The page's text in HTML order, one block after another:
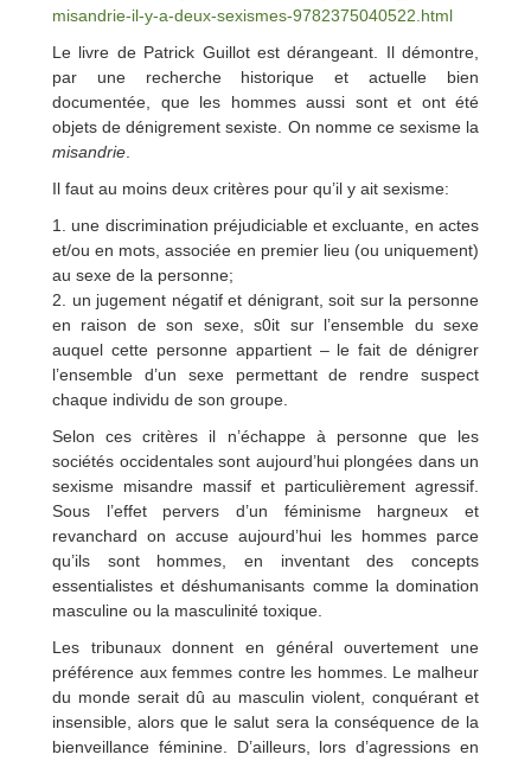
misandrie-il-y-a-deux-sexismes-9782375040522.html
Le livre de Patrick Guillot est dérangeant. Il démontre,
par une recherche historique et actuelle bien
documentée, que les hommes aussi sont et ont été
objets de dénigrement sexiste. On nomme ce sexisme la
misandrie
Il faut au moins deux critères pour qu’il y ait sexisme:
1. une discrimination préjudiciable et excluante, en actes
et/ou en mots, associée en premier lieu (ou uniquement)
au sexe de la personne;
2. un jugement négatif et dénigrant, soit sur la personne
en raison de son sexe, s0it sur l’ensemble du sexe
auquel cette personne appartient – le fait de dénigrer
l’ensemble d’un sexe permettant de rendre suspect
chaque individu de son groupe.
Selon ces critères il n’échappe à personne que les
sociétés occidentales sont aujourd’hui plongées dans un
sexisme misandre massif et particulièrement agressif.
Sous l’effet pervers d’un féminisme hargneux et
revanchard on accuse aujourd’hui les hommes parce
qu’ils sont hommes, en inventant des concepts
essentialistes et déshumanisants comme la domination
masculine ou la masculinité toxique.
Les tribunaux donnent en général ouvertement une
préférence aux femmes contre les hommes. Le malheur
du monde serait dû au masculin violent, conquérant et
insensible, alors que le salut sera la conséquence de la
bienveillance féminine. D’ailleurs, lors d’agressions en